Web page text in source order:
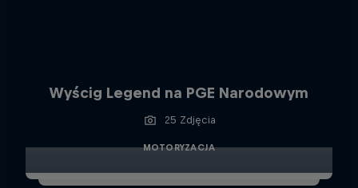
Wyścig Legend na PGE Narodowym
25 Zdjęcia
MOTORYZACJA